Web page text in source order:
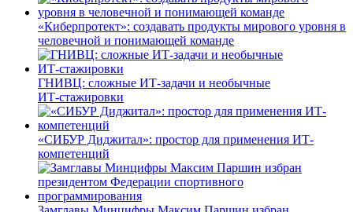
«Киберпротект»: создавать продукты мирового уровня в
человечной и понимающей команде
ГНИВЦ: сложные ИТ‑задачи и необычные
ИТ‑стажировки
«СИБУР Диджитал»: простор для применения ИТ-
компетенций